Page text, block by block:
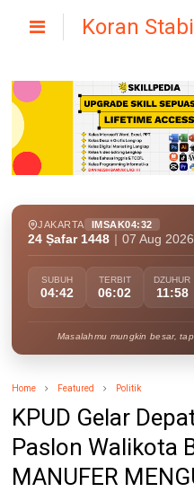
Koran
JAKARTA IMSAK04:32
24 Ṣafar 1448 07 Aug 2026
SUBUH
04:42
TERBIT
06:02
DZUHUR
11:58
Masalahmu mungkin besar,
Home Featured Politik
KPUD Gelar
Paslon Walikota
MANUFER